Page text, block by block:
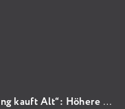
06. August 2026 – KfW-Förderung „Jung kauft Alt“: Höhere Kredite ab August 2026